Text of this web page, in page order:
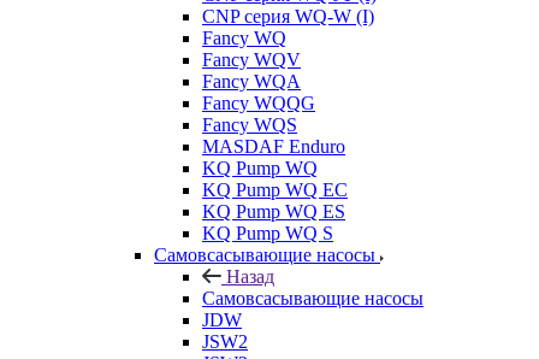
CNP серия WQ-W (I)
Fancy WQ
Fancy WQV
Fancy WQA
Fancy WQQG
Fancy WQS
MASDAF Enduro
KQ Pump WQ
KQ Pump WQ EC
KQ Pump WQ ES
KQ Pump WQ S
Самовсасывающие насосы
Назад
Самовсасывающие насосы
JDW
JSW2